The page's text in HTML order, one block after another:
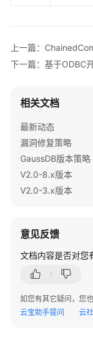
开
南
（集
中
式
_V2.0-
10.x）
指
（分
布
_V2.0-
8.x）
上一篇：
下一篇：基于ODBC
相关文档
最新动态
漏洞修复策略
GaussDB版本策略
V2.0-8.x版本
V2.0-3.x版本
意见反馈
文档内容是否对您
如您有其它疑问，您
云宝助手提问
云